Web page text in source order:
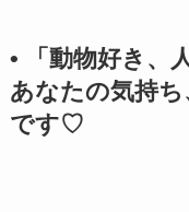
• 「動物好き、
あなたの気持
です♡